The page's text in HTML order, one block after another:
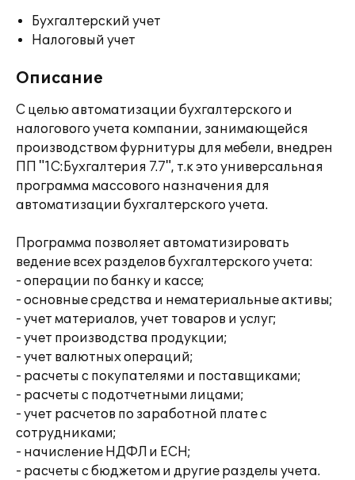
Бухгалтерский учет
Налоговый учет
Описание
С целью автоматизации бухгалтерского и
налогового учета компании, занимающейся
производством фурнитуры для мебели, внедрен
ПП "1С:Бухгалтерия 7.7", т.к это универсальная
программа массового назначения для
автоматизации бухгалтерского учета.
Программа позволяет автоматизировать
ведение всех разделов бухгалтерского учета:
- операции по банку и кассе;
- основные средства и нематериальные активы;
- учет материалов, учет товаров и услуг;
- учет производства продукции;
- учет валютных операций;
- расчеты с покупателями и поставщиками;
- расчеты с подотчетными лицами;
- учет расчетов по заработной плате с
сотрудниками;
- начисление НДФЛ и ЕСН;
- расчеты с бюджетом и другие разделы учета.